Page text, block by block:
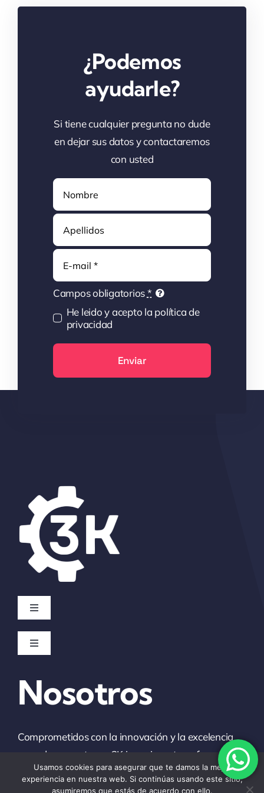
¿Podemos
ayudarle?
Si tiene cualquier pregunta no dude
en dejar sus datos y contactaremos
con usted
Correo
electrónico
Campos obligatorios*
He leido y acepto la política de
privacidad
Enviar
Toggle
Inicio
Servicios
Empresa
Toggle
Ley de cookies
Nosotros
Comprometidos con la innovación y la excelencia
en cada proyecto, en 3K ingenieros transformamos
desafíos en soluciones ingeniosas
Usamos cookies para asegurar que te damos la mejor
experiencia en nuestra web. Si continúas usando este sitio,
asumiremos que estás de acuerdo con ello.